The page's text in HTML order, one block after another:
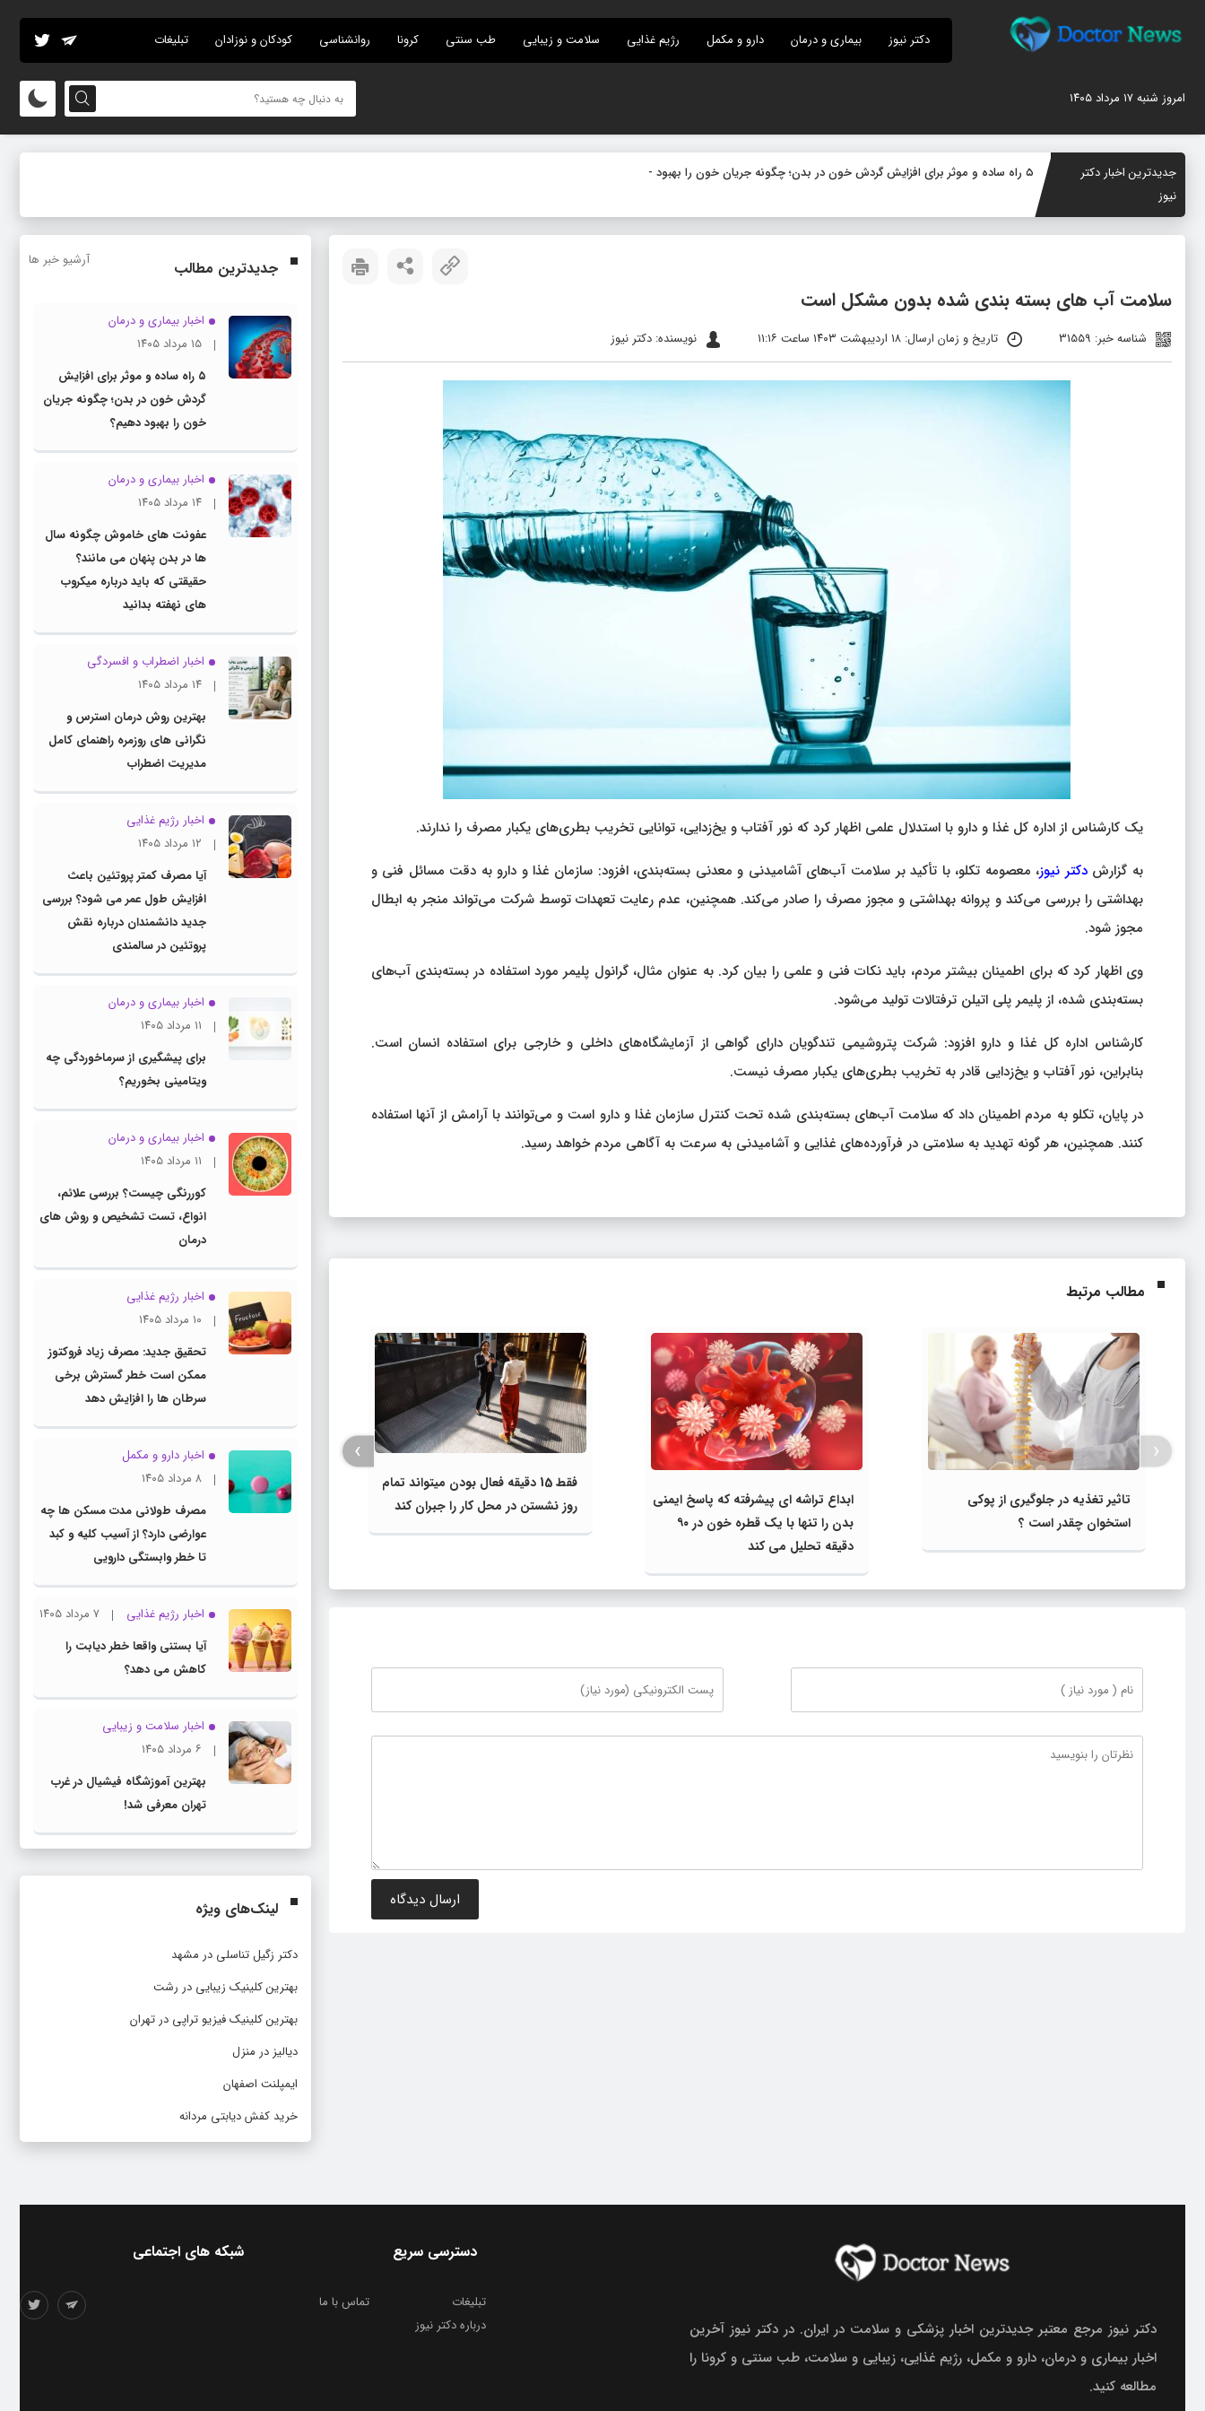
دکتر نیوز بیماری و درمان دارو و مکمل رژیم غذایی سلامت و زیبایی طب سنتی کرونا روانشناسی کودکان و نوزادان تبلیغات
امروز شنبه ۱۷ مرداد ۱۴۰۵
جدیدترین اخبار دکتر
نیوز
۵ راه ساده و موثر برای افزایش گردش خون در بدن؛ چگونه جریان خون را بهبود دهیم؟
سلامت آب‌ های بسته‌ بندی شده بدون مشکل است
شناسه خبر: 31559 تاریخ و زمان ارسال: ۱۸ اردیبهشت ۱۴۰۳ ساعت ۱۱:۱۶ نویسنده: دکتر نیوز
یک کارشناس از اداره کل غذا و دارو با استدلال علمی اظهار کرد که نور آفتاب و یخ‌زدایی، توانایی تخریب بطری‌های یکبار مصرف را ندارند.
به گزارشدکتر نیوز، معصومه تکلو، با تأکید بر سلامت آب‌های آشامیدنی و معدنی بسته‌بندی، افزود: سازمان غذا و دارو به دقت مسائل فنی و
بهداشتی را بررسی می‌کند و پروانه بهداشتی و مجوز مصرف را صادر می‌کند. همچنین، عدم رعایت تعهدات توسط شرکت می‌تواند منجر به ابطال
مجوز شود.
وی اظهار کرد که برای اطمینان بیشتر مردم، باید نکات فنی و علمی را بیان کرد. به عنوان مثال، گرانول پلیمر مورد استفاده در بسته‌بندی آب‌های
بسته‌بندی شده، از پلیمر پلی اتیلن ترفتالات تولید می‌شود.
کارشناس اداره کل غذا و دارو افزود: شرکت پتروشیمی تندگویان دارای گواهی از آزمایشگاه‌های داخلی و خارجی برای استفاده انسان است.
بنابراین، نور آفتاب و یخ‌زدایی قادر به تخریب بطری‌های یکبار مصرف نیست.
در پایان، تکلو به مردم اطمینان داد که سلامت آب‌های بسته‌بندی شده تحت کنترل سازمان غذا و دارو است و می‌توانند با آرامش از آنها استفاده
کنند. همچنین، هر گونه تهدید به سلامتی در فرآورده‌های غذایی و آشامیدنی به سرعت به آگاهی مردم خواهد رسید.
مطالب مرتبط
تاثیر تغذیه در جلوگیری از پوکی
استخوان چقدر است ؟
ابداع تراشه‌ ای پیشرفته که پاسخ ایمنی
بدن را تنها با یک قطره خون در ۹۰
دقیقه تحلیل می‌ کند
فقط 15 دقیقه فعال بودن میتواند تمام
روز نشستن در محل کار را جبران کند
خواب زیاد و سلامت مغز: بررسی علمی
خطرات پنهان خواب طولانی
‹
›
جدیدترین مطالب آرشیو خبر ها
اخبار بیماری و درمان
۱۵ مرداد ۱۴۰۵
۵ راه ساده و موثر برای افزایش
گردش خون در بدن؛ چگونه جریان
خون را بهبود دهیم؟
اخبار بیماری و درمان
۱۴ مرداد ۱۴۰۵
عفونت های خاموش چگونه سال
ها در بدن پنهان می مانند؟
حقیقتی که باید درباره میکروب
های نهفته بدانید
اخبار اضطراب و افسردگی
۱۴ مرداد ۱۴۰۵
بهترین روش درمان استرس و
نگرانی های روزمره راهنمای کامل
مدیریت اضطراب
اخبار رژیم غذایی
۱۲ مرداد ۱۴۰۵
آیا مصرف کمتر پروتئین باعث
افزایش طول عمر می شود؟ بررسی
جدید دانشمندان درباره نقش
پروتئین در سالمندی
اخبار بیماری و درمان
۱۱ مرداد ۱۴۰۵
برای پیشگیری از سرماخوردگی چه
ویتامینی بخوریم؟
اخبار بیماری و درمان
۱۱ مرداد ۱۴۰۵
کوررنگی چیست؟ بررسی علائم،
انواع، تست تشخیص و روش های
درمان
اخبار رژیم غذایی
۱۰ مرداد ۱۴۰۵
تحقیق جدید: مصرف زیاد فروکتوز
ممکن است خطر گسترش برخی
سرطان ها را افزایش دهد
اخبار دارو و مکمل
۸ مرداد ۱۴۰۵
مصرف طولانی مدت مسکن ها چه
عوارضی دارد؟ از آسیب کلیه و کبد
تا خطر وابستگی دارویی
اخبار رژیم غذایی
۷ مرداد ۱۴۰۵
آیا بستنی واقعا خطر دیابت را
کاهش می دهد؟
اخبار سلامت و زیبایی
۶ مرداد ۱۴۰۵
بهترین آموزشگاه فیشیال در غرب
تهران معرفی شد!
لینک‌های ویژه
دکتر زگیل تناسلی در مشهد
بهترین کلینیک زیبایی در رشت
بهترین کلینیک فیزیو تراپی در تهران
دیالیز در منزل
ایمپلنت اصفهان
خرید کفش دیابتی مردانه
دکتر نیوز مرجع معتبر جدیدترین اخبار پزشکی و سلامت در ایران. در دکتر نیوز آخرین
اخبار بیماری و درمان، دارو و مکمل، رژیم غذایی، زیبایی و سلامت، طب سنتی و کرونا را
مطالعه کنید.
شبکه های اجتماعی دسترسی سریع
تبلیغات
تماس با ما
درباره دکتر نیوز